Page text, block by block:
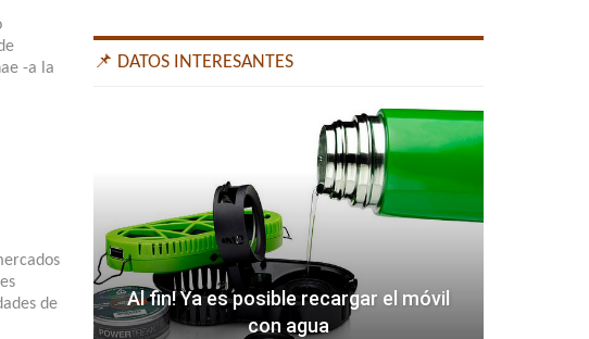
-a la
de
📌 DATOS INTERESANTES
Al fin! Ya es posible recargar el móvil
con agua